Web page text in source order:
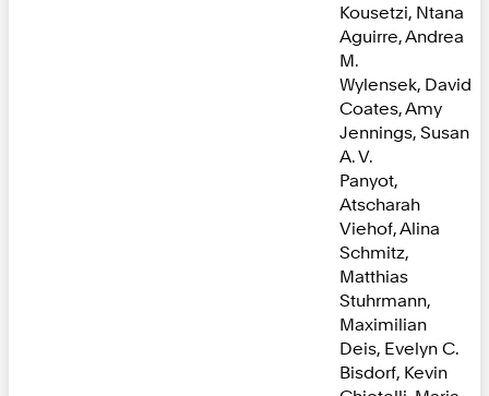
Kousetzi, Ntana
Aguirre, Andrea
M.
Wylensek, David
Coates, Amy
Jennings, Susan
A. V.
Panyot,
Atscharah
Viehof, Alina
Schmitz,
Matthias
Stuhrmann,
Maximilian
Deis, Evelyn C.
Bisdorf, Kevin